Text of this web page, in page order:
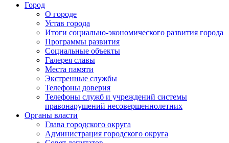
Город
О городе
Устав города
Итоги социально-экономического развития города
Программы развития
Социальные объекты
Галерея славы
Места памяти
Экстренные службы
Телефоны доверия
Телефоны служб и учреждений системы
правонарушений несовершеннолетних
Органы власти
Глава городского округа
Администрация городcкого округа